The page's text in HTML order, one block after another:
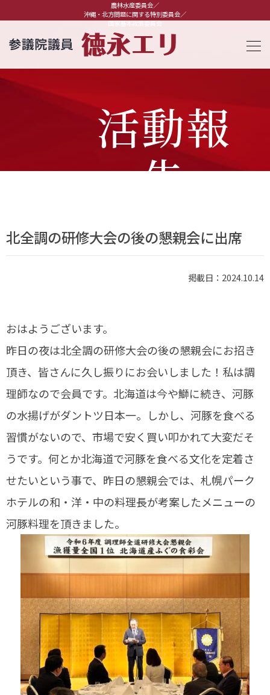
農林水産委員会／
沖縄・北方問題に関する特別委員会／
国家基本政策委員会
活動報
告
北全調の研修大会の後の懇親会に出席
掲載日：2024.10.14
おはようございます。
昨日の夜は北全調の研修大会の後の懇親会にお招き
頂き、皆さんに久し振りにお会いしました！私は調
理師なので会員です。北海道は今や鰤に続き、河豚
の水揚げがダントツ日本一。しかし、河豚を食べる
習慣がないので、市場で安く買い叩かれて大変だそ
うです。何とか北海道で河豚を食べる文化を定着さ
せたいという事で、昨日の懇親会では、札幌パーク
ホテルの和・洋・中の料理長が考案したメニューの
河豚料理を頂きました。